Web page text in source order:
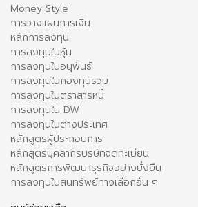
Money Style
การวางแผนการเงิน
หลักการลงทุน
การลงทุนในหุ้น
การลงทุนในอนุพันธ์
การลงทุนในกองทุนรวม
การลงทุนในตราสารหนี้
การลงทุนใน DW
การลงทุนในต่างประเทศ
หลักสูตรผู้ประกอบการ
หลักสูตรบุคลากรบริษัทจดทะเบียน
หลักสูตรการพัฒนาธุรกิจอย่างยั่งยืน
การลงทุนในสินทรัพย์ทางเลือกอื่น ๆ